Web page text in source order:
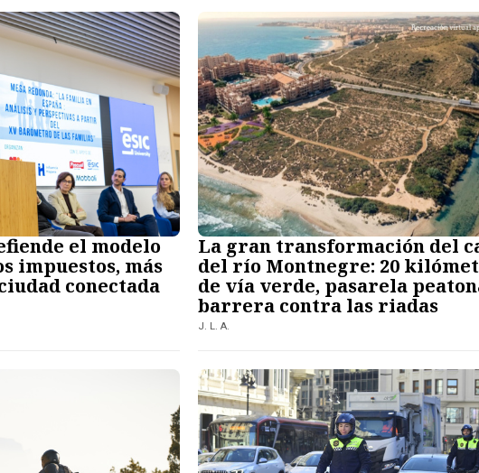
el modelo
impuestos, más
conectada
La gran transformación del
del río Montnegre: 20
de vía verde, pasarela
barrera contra las riadas
J. L. A.